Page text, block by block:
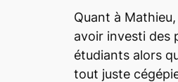
Quant à
avoir investi des
étudiants alors
tout juste